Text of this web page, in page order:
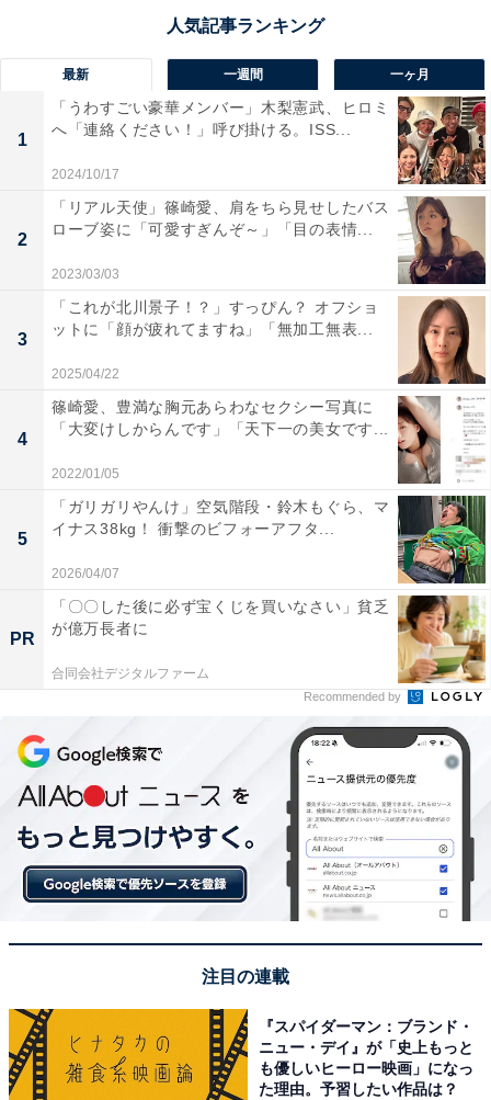
最新 一週間 一ヶ月
1
「うわすごい豪華メンバー」木梨憲武、ヒロミ
へ「連絡ください！」呼び掛ける。ISS...
2024/10/17
2
「リアル天使」篠崎愛、肩をちら見せしたバス
ローブ姿に「可愛すぎんぞ～」「目の表情...
2023/03/03
3
「これが北川景子！？」すっぴん？ オフショ
ットに「顔が疲れてますね」「無加工無表...
2025/04/22
4
篠崎愛、豊満な胸元あらわなセクシー写真に
「大変けしからんです」「天下一の美女です...
2022/01/05
5
「ガリガリやんけ」空気階段・鈴木もぐら、マ
イナス38kg！ 衝撃のビフォーアフタ...
2026/04/07
PR
「〇〇した後に必ず宝くじを買いなさい」貧乏
が億万長者に
合同会社デジタルファーム
Recommended by
注目の連載
『スパイダーマン：ブランド・
ニュー・デイ』が「史上もっと
も優しいヒーロー映画」になっ
た理由。予習したい作品は？